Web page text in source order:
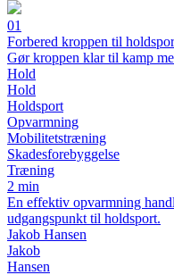
01
Forbered kroppen til
Gør kroppen klar til kamp
Hold
Hold
Holdsport
Opvarmning
Mobilitetstræning
Skadesforebyggelse
Træning
2 min
En effektiv opvarmning
udgangspunkt til holdsport.
Jakob Hansen
Jakob
Hansen